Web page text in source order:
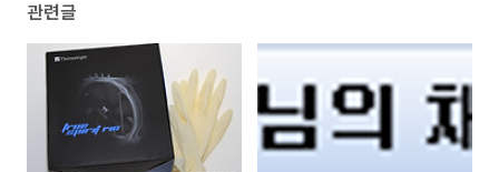
관련글